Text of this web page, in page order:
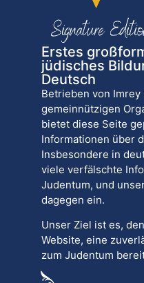
Erstes
jüdisches
Deutsch
Betrieben von
gemeinnützigen
bietet diese Seite
Informationen über
Insbesondere in
viele verfälschte
Judentum, und
dagegen ein.
Unser Ziel ist es,
Website, eine
zum Judentum